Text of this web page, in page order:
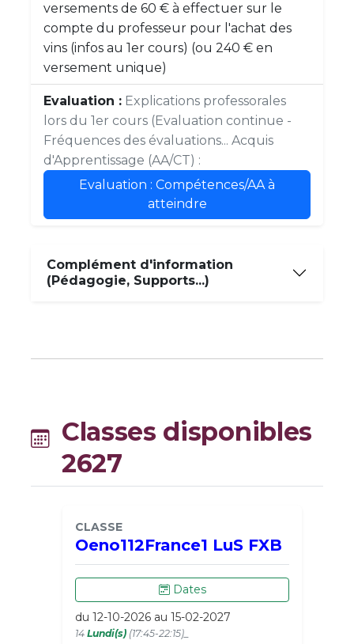
versements de 60 € à effectuer sur le
compte du professeur pour l'achat des
vins (infos au 1er cours) (ou 240 € en
versement unique)
Evaluation : Explications professorales
lors du 1er cours (Evaluation continue -
Fréquences des évaluations... Acquis
d'Apprentissage (AA/CT) :
Evaluation : Compétences/AA à
atteindre
Complément d'information
(Pédagogie, Supports...)
Classes disponibles
2627
CLASSE
Oeno112France1 LuS FXB
Dates
du 12-10-2026 au 15-02-2027
14 Lundi(s) (17:45-22:15)_